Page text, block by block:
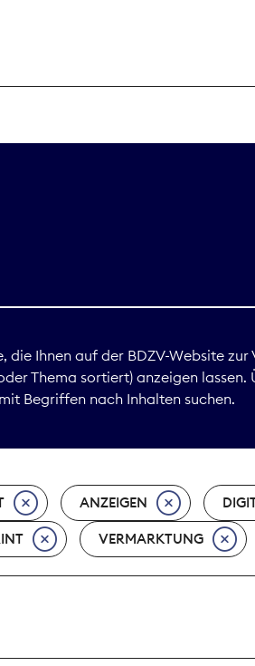
die Ihnen auf der BDZV-Website
Thema sortiert) anzeigen
Begriffen nach Inhalten suchen.
ANZEIGEN
VERMARKTUNG